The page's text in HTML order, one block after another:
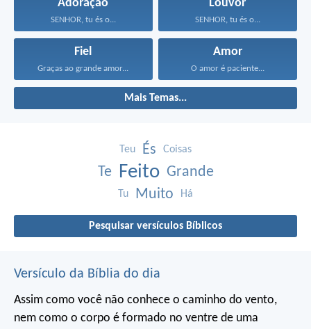
Adoração
SENHOR, tu és o...
Louvor
SENHOR, tu és o...
Fiel
Graças ao grande amor...
Amor
O amor é paciente...
Mais Temas...
Teu És Coisas
Te Feito Grande
Tu Muito Há
Pesquisar versículos Bíblicos
Versículo da Bíblia do dia
Assim como você não conhece o caminho do vento,
nem como o corpo é formado no ventre de uma